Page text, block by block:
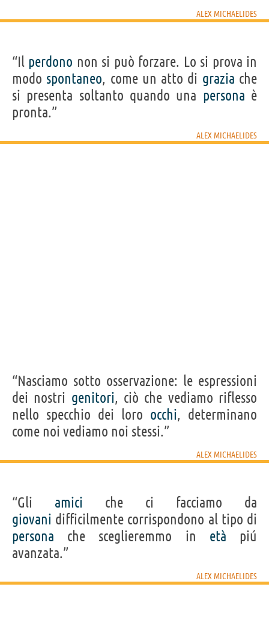
La furia La paziente
silenziosa
Acquista libri di Alex Michaelides su
12IN ITALIANO
ALEX MICHAELIDES
“Il perdono non si può forzare. Lo si prova in
modo spontaneo, come un atto di grazia che
si presenta soltanto quando una persona è
pronta.”
ALEX MICHAELIDES
“Nasciamo sotto osservazione: le espressioni
dei nostri genitori, ciò che vediamo riflesso
nello specchio dei loro occhi, determinano
come noi vediamo noi stessi.”
ALEX MICHAELIDES
“Gli amici che ci facciamo da
giovani difficilmente corrispondono al tipo di
persona che sceglieremmo in età piú
avanzata.”
ALEX MICHAELIDES